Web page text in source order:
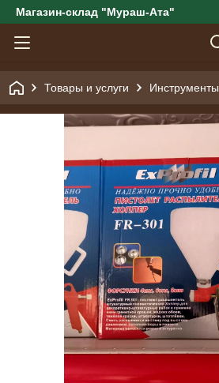
Магазин-склад "Мураш-Ата"
Товары и услуги Инструменты